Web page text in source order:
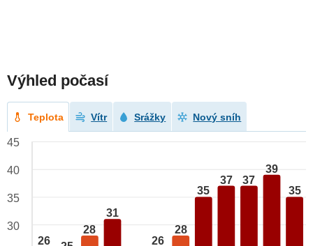
Výhled počasí
Teplota Vítr Srážky Nový sníh
26
28
31
26
28
35
37 37
39
35
45
40
35
30